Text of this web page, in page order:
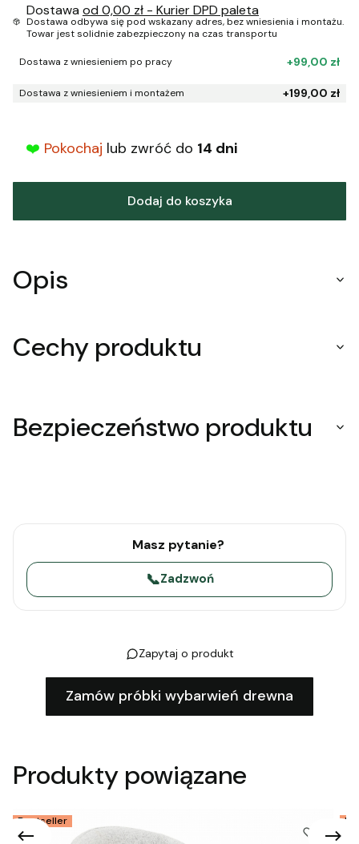
Dostawa od 0,00 zł - Kurier DPD paleta
Dostawa odbywa się pod wskazany adres, bez wniesienia i montażu.
Towar jest solidnie zabezpieczony na czas transportu
Dostawa z wniesieniem po pracy +99,00 zł
Dostawa z wniesieniem i montażem +199,00 zł
❤️ Pokochaj lub zwróć do 14 dni
Dodaj do koszyka
Opis
Cechy produktu
Bezpieczeństwo produktu
Masz pytanie?
📞Zadzwoń
Zapytaj o produkt
Zamów próbki wybarwień drewna
Produkty powiązane
Bestseller